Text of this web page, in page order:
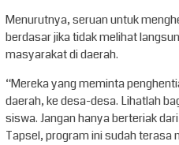
Menurutnya, seruan untuk
berdasar jika tidak melihat
masyarakat di daerah.
“Mereka yang meminta
daerah, ke desa-desa. Lihatlah
siswa. Jangan hanya berteriak
Tapsel, program ini sudah terasa